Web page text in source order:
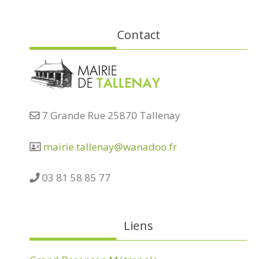
Contact
7 Grande Rue 25870 Tallenay
mairie.tallenay@wanadoo.fr
03 81 58 85 77
Liens